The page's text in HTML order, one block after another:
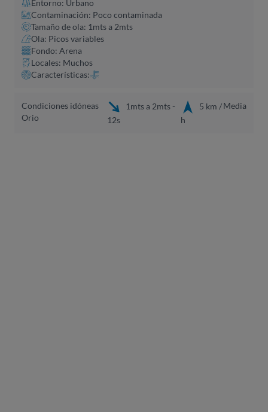
Entorno: Urbano
Contaminación: Poco contaminada
Tamaño de ola: 1mts a 2mts
Ola: Picos variables
Fondo: Arena
Locales: Muchos
Características:
Condiciones idóneas
Orio
1mts a 2mts -
12s
5 km /
h
Media